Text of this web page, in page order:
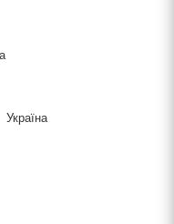
Україна